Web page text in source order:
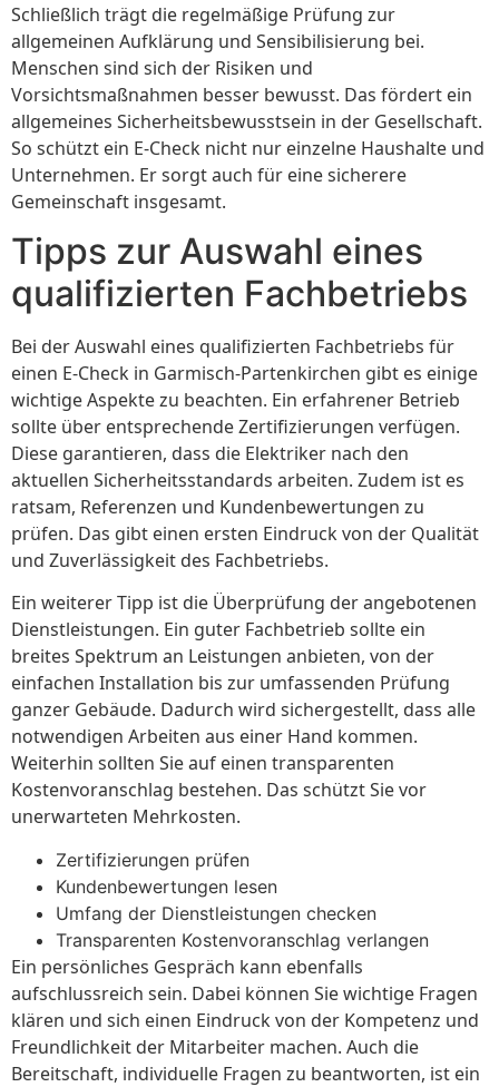
Schließlich trägt die regelmäßige Prüfung zur
allgemeinen Aufklärung und Sensibilisierung bei.
Menschen sind sich der Risiken und
Vorsichtsmaßnahmen besser bewusst. Das fördert ein
allgemeines Sicherheitsbewusstsein in der Gesellschaft.
So schützt ein E-Check nicht nur einzelne Haushalte und
Unternehmen. Er sorgt auch für eine sicherere
Gemeinschaft insgesamt.
Tipps zur Auswahl eines
qualifizierten Fachbetriebs
Bei der Auswahl eines qualifizierten Fachbetriebs für
einen E-Check in Garmisch-Partenkirchen gibt es einige
wichtige Aspekte zu beachten. Ein erfahrener Betrieb
sollte über entsprechende Zertifizierungen verfügen.
Diese garantieren, dass die Elektriker nach den
aktuellen Sicherheitsstandards arbeiten. Zudem ist es
ratsam, Referenzen und Kundenbewertungen zu
prüfen. Das gibt einen ersten Eindruck von der Qualität
und Zuverlässigkeit des Fachbetriebs.
Ein weiterer Tipp ist die Überprüfung der angebotenen
Dienstleistungen. Ein guter Fachbetrieb sollte ein
breites Spektrum an Leistungen anbieten, von der
einfachen Installation bis zur umfassenden Prüfung
ganzer Gebäude. Dadurch wird sichergestellt, dass alle
notwendigen Arbeiten aus einer Hand kommen.
Weiterhin sollten Sie auf einen transparenten
Kostenvoranschlag bestehen. Das schützt Sie vor
unerwarteten Mehrkosten.
Zertifizierungen prüfen
Kundenbewertungen lesen
Umfang der Dienstleistungen checken
Transparenten Kostenvoranschlag verlangen
Ein persönliches Gespräch kann ebenfalls
aufschlussreich sein. Dabei können Sie wichtige Fragen
klären und sich einen Eindruck von der Kompetenz und
Freundlichkeit der Mitarbeiter machen. Auch die
Bereitschaft, individuelle Fragen zu beantworten, ist ein